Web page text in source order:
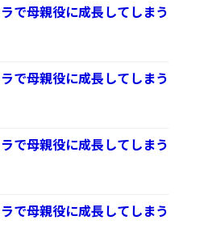
で母親役に成長してしまう
で母親役に成長してしまう
で母親役に成長してしまう
で母親役に成長してしまう